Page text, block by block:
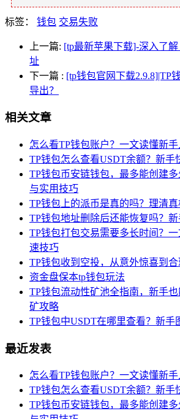
标签： 钱包 交易失败
上一篇: [tp最新苹果下载]-深入了解
址
下一篇 : [tp钱包官网下载2.9.8]|TP
导出？
相关文章
怎么看TP钱包账户？一文读懂新
TP钱包怎么查看USDT余额？新手
TP钱包币安链钱包，最多能创建
与实用技巧
TP钱包上的派币是真的吗？理清
TP钱包地址删除后还能恢复吗？
TP钱包打包交易需要多长时间？
速技巧
TP钱包收到空投，从意外惊喜到
资金盘保本tp钱包玩法
TP钱包流动性矿池全指南，新手
矿攻略
TP钱包中USDT在哪里查看？新手
最近发表
怎么看TP钱包账户？一文读懂新
TP钱包怎么查看USDT余额？新手
TP钱包币安链钱包，最多能创建